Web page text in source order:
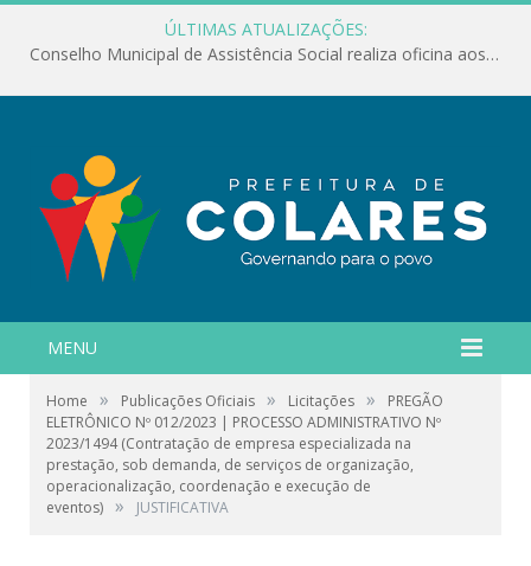
ÚLTIMAS ATUALIZAÇÕES:
Conselho Municipal de Assistência Social realiza oficina aos servidores
MENU
Home » Publicações Oficiais » Licitações »
PREGÃO
ELETRÔNICO Nº 012/2023 | PROCESSO ADMINISTRATIVO Nº
2023/1494 (Contratação de empresa especializada na
prestação, sob demanda, de serviços de organização,
operacionalização, coordenação e execução de
eventos) » JUSTIFICATIVA